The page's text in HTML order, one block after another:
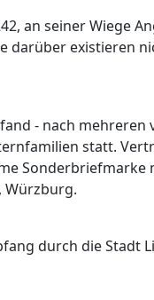
an seiner Wiege
darüber existieren
- nach
statt.
Würzburg.
durch die Stadt